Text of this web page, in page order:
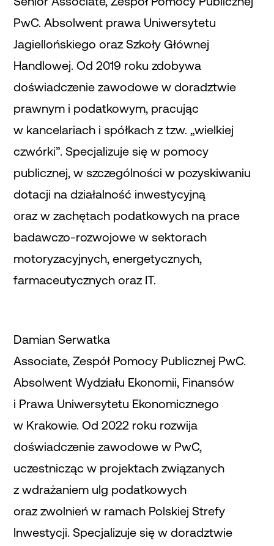
PwC. Absolwent prawa Uniwersytetu
Jagiellońskiego oraz Szkoły Głównej
Handlowej. Od 2019 roku zdobywa
doświadczenie zawodowe w doradztwie
prawnym i podatkowym, pracując
w kancelariach i spółkach z tzw. „wielkiej
czwórki”. Specjalizuje się w pomocy
publicznej, w szczególności w pozyskiwaniu
dotacji na działalność inwestycyjną
oraz w zachętach podatkowych na prace
badawczo-rozwojowe w sektorach
motoryzacyjnych, energetycznych,
farmaceutycznych oraz IT.
Damian Serwatka
Associate, Zespół Pomocy Publicznej PwC.
Absolwent Wydziału Ekonomii, Finansów
i Prawa Uniwersytetu Ekonomicznego
w Krakowie. Od 2022 roku rozwija
doświadczenie zawodowe w PwC,
uczestnicząc w projektach związanych
z wdrażaniem ulg podatkowych
oraz zwolnień w ramach Polskiej Strefy
Inwestycji. Specjalizuje się w doradztwie